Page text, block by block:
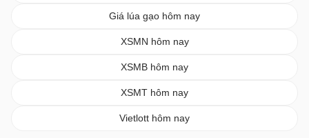
Giá lúa gạo hôm nay
XSMN hôm nay
XSMB hôm nay
XSMT hôm nay
Vietlott hôm nay